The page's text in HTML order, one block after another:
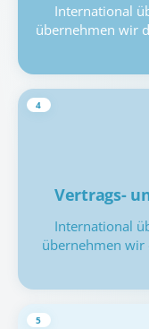
International
übernehmen wir
4
Vertrags-
International
übernehmen wir
5